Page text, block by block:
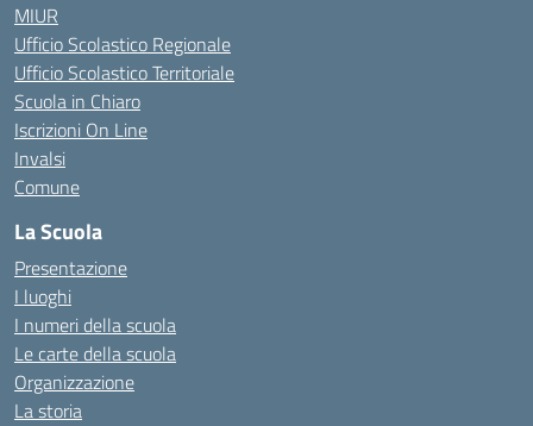
MIUR
Ufficio Scolastico Regionale
Ufficio Scolastico Territoriale
Scuola in Chiaro
Iscrizioni On Line
Invalsi
Comune
La Scuola
Presentazione
I luoghi
I numeri della scuola
Le carte della scuola
Organizzazione
La storia